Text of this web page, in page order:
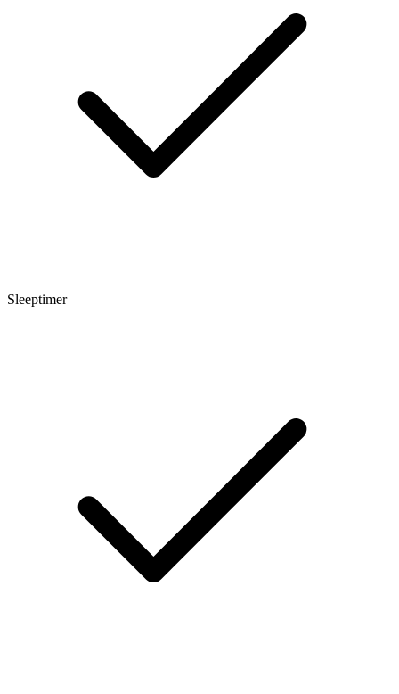
Sleeptimer